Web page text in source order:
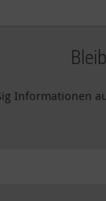
Informationen